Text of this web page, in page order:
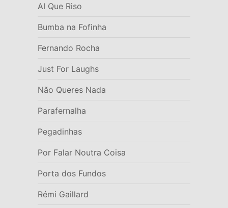
AI Que Riso
Bumba na Fofinha
Fernando Rocha
Just For Laughs
Não Queres Nada
Parafernalha
Pegadinhas
Por Falar Noutra Coisa
Porta dos Fundos
Rémi Gaillard